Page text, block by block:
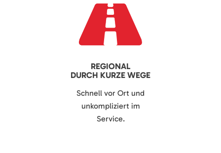
REGIONAL
DURCH KURZE WEGE
Schnell vor Ort und
unkompliziert im
Service.